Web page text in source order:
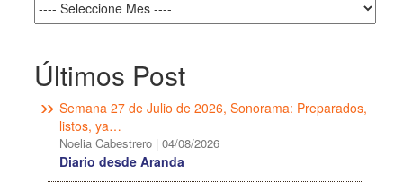
Últimos Post
Semana 27 de Julio de 2026, Sonorama: Preparados,
listos, ya…
Noelia Cabestrero | 04/08/2026
Diario desde Aranda